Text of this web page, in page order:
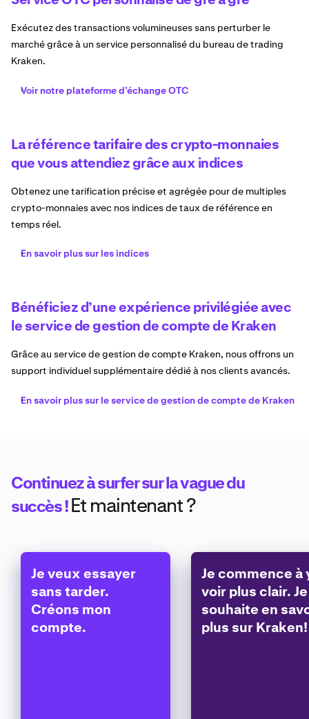
Exécutez des transactions volumineuses sans perturber le
marché grâce à un service personnalisé du bureau de trading
Kraken.
Voir notre plateforme d’échange OTC
La référence tarifaire des crypto-monnaies
que vous attendiez grâce aux indices
Obtenez une tarification précise et agrégée pour de multiples
crypto-monnaies avec nos indices de taux de référence en
temps réel.
En savoir plus sur les indices
Bénéficiez d’une expérience privilégiée avec
le service de gestion de compte de Kraken
Grâce au service de gestion de compte Kraken, nous offrons un
support individuel supplémentaire dédié à nos clients avancés.
En savoir plus sur le service de gestion de compte de Kraken
Continuez à surfer sur la vague du
succès !Et maintenant ?
Je veux essayer
sans tarder.
Créons mon
compte.
Je commence à
voir plus clair. Je
souhaite en
plus sur Kraken!